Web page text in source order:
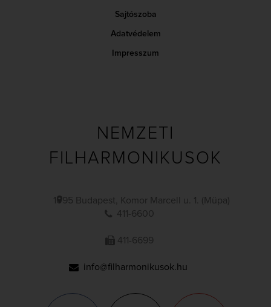
Sajtószoba
Adatvédelem
Impresszum
NEMZETI
FILHARMONIKUSOK
1095 Budapest, Komor Marcell u. 1. (Müpa)
411-6600
411-6699
info@filharmonikusok.hu